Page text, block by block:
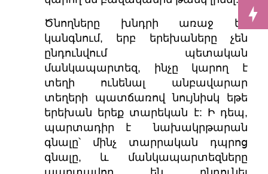
Ծնողները խնդրի առաջ են
կանգնում, երբ երեխաները չեն
ընդունվում պետական
մանկապարտեզ, ինչը կարող է
տեղի ունենալ անբավարար
տեղերի պատճառով նույնիսկ եթե
երեխան երեք տարեկան է: Ի դեպ,
պարտադիր է նախակրթարան
գնալը՝ մինչ տարրական դպրոց
գնալը, և մանկապարտեզները